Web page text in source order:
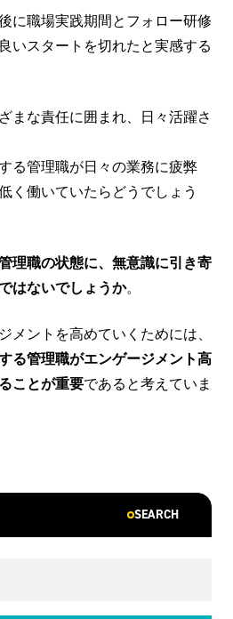
に職場実践期間とフォロー研修
いスタートを切れたと実感する
まな責任に囲まれ、日々活躍さ
る管理職が日々の業務に疲弊
く働いていたらどうでしょう
理職の状態に、無意識に引き寄
はないでしょうか。
メントを高めていくためには、
る管理職がエンゲージメント高
ことが重要であると考えていま
SEARCH